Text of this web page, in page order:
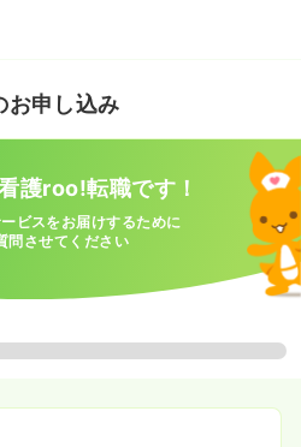
お申し込み
護roo!転職です！
ビスをお届けするために
問させてください